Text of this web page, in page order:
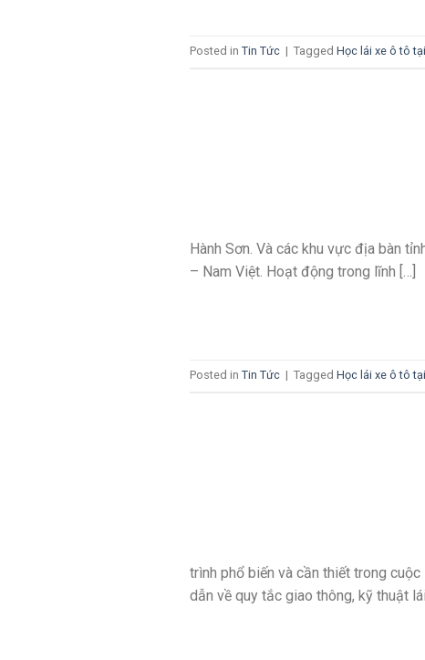
Posted in Tin Tức | Tagged Học lái xe ô tô
Hành Sơn. Và các khu vực địa bàn
– Nam Việt. Hoạt động trong lĩnh […]
Posted in Tin Tức | Tagged Học lái xe ô tô
trình phổ biến và cần thiết trong
dẫn về quy tắc giao thông, kỹ thuật